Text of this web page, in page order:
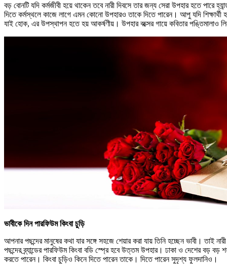
বড় বোনটি যদি কর্মজীবী হয়ে থাকেন তবে নারী দিবসে তার জন্য সেরা উপহার হতে পারে
দিতে কর্মস্থলে কাজে লাগে এমন কোনো উপহারও তাকে দিতে পারেন। আপু যদি শিক্ষার্থী
যাই হোক, এর উপস্থাপন হতে হয় আকর্ষণীয়। উপহার বক্সের গায়ে কবিতার পঙ্তিমালাও
ভাবীকে দিন পারফিউম কিংবা চুড়ি
আপনার পছন্দের মানুষের কথা যার সঙ্গে সহজে শেয়ার করা যায় তিনি হচ্ছেন ভাবী। তাই
পছন্দের ব্র্যান্ডের পারফিউম কিংবা বডি স্প্রে হবে উত্তম উপহার। ঢাকা ও দেশের বড় বড়
করতে পারেন। কিংবা চুড়িও কিনে দিতে পারেন তাকে। দিতে পারেন সুদৃশ্য ফুলদানিও।